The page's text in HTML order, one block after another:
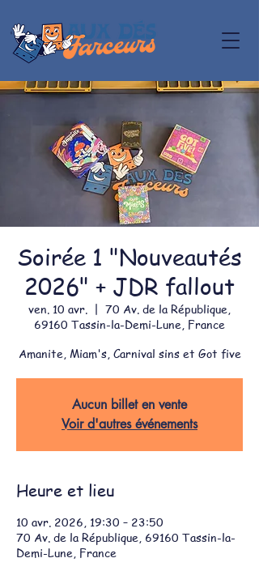
Soirée 1 "Nouveautés
2026" + JDR fallout
ven. 10 avr.
  |
70 Av. de la République,
69160 Tassin-la-Demi-Lune, France
Amanite, Miam's, Carnival sins et Got five
Aucun billet en vente
Voir d'autres événements
Heure et lieu
10 avr. 2026, 19:30 – 23:50
70 Av. de la République, 69160 Tassin-la-
Demi-Lune, France